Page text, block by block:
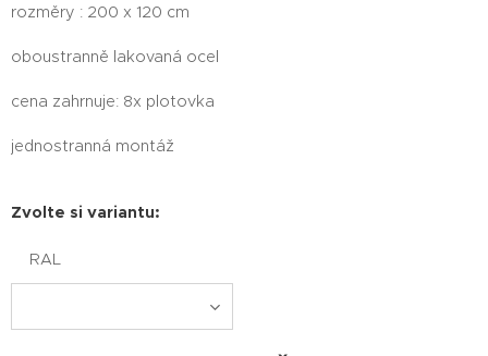
rozměry : 200 x 120 cm
oboustranně lakovaná ocel
cena zahrnuje: 8x plotovka
jednostranná montáž
Zvolte si variantu:
RAL